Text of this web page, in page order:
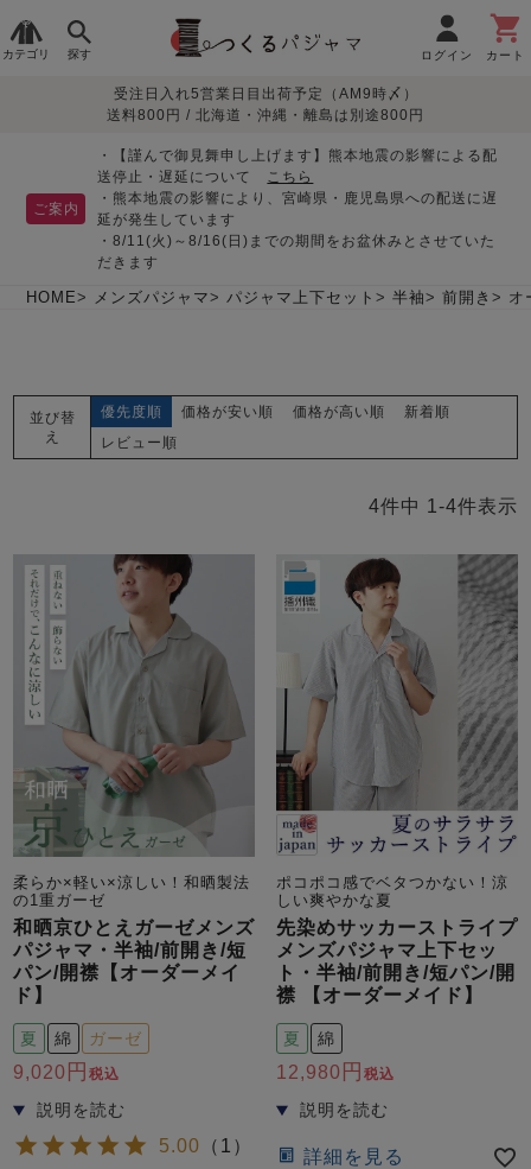
カテゴリ 探す ログイン カート
レディースパジャマ
冬
春 夏 秋 冬
ガールズパジャマ
生地で
さがす
サッカー/ちぢみ 楊
柳
ニット/ストレッチ 起毛/フランネル
柄物
売れ筋ランキング
- Item Ranking -
新着商品
- New Arrival -
目的別で
さがす
敏感肌用
パジャマ
入院・介護
胸が目立たない
マタニティ
パジャマ
体型別におすすめパジ
年齢別におすすめパジ
ルームウェア
インナーウェア 生活雑貨 カタログギフト
新着商品
目的別でさがす一覧はこちら
デザインで
さがす
胸がすけない
羽織・バスロ
ーブ
上着単品
ズボン単品
すべてのメン
半袖
かぶり
夏パジャマ特集 つくるパジャマとは
お支払い・送料・配送
について
会社概要 お買い物ガイド 安心の日本製
SDGsの取り組み
受注日入れ5営業日目出荷予定（AM9時〆）
送料800円 / 北海道・沖縄・離島は別途800円
ご案内
・【謹んで御見舞申し上げます】熊本地震の影響による配
送停止・遅延について こちら
・熊本地震の影響により、宮崎県・鹿児島県への配送に遅
延が発生しています
・8/11(火)～8/16(日)までの期間をお盆休みとさせていた
だきます
HOME メンズパジャマ パジャマ上下セット 半袖 前開き オ
並び替
え
優先度順 価格が安い順 価格が高い順
新着順
レビュー順
4件中 1 -4件表示
柔らか×軽い×涼しい！和晒製法
の1重ガーゼ
和晒京ひとえガーゼメンズ
パジャマ・半袖/前開き/短
パン/開襟【オーダーメイ
ド】
夏 綿 ガーゼ
9,020 税込
5.00 （ 1 ）
ポコポコ感でベタつかない！涼
しい爽やかな夏
先染めサッカーストライプ
メンズパジャマ上下セッ
ト・半袖/前開き/短パン/開
襟 【オーダーメイド】
夏 綿
12,980 税込
詳細を見る